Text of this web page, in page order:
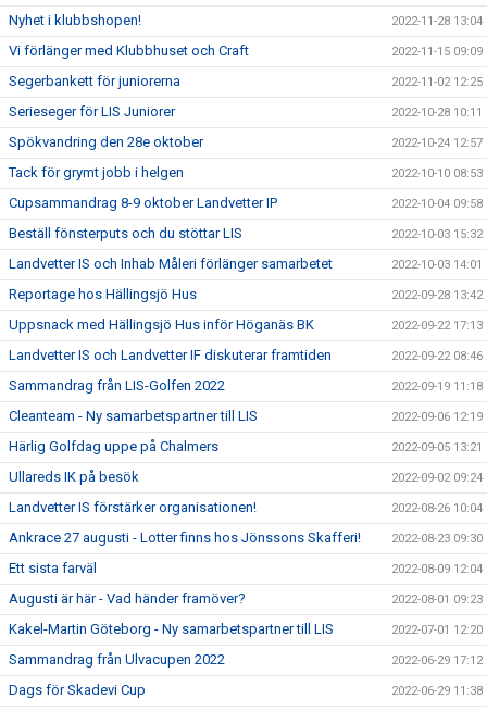
Nyhet i klubbshopen! 2022-11-28 13:04
Vi förlänger med Klubbhuset och Craft 2022-11-15 09:09
Segerbankett för juniorerna 2022-11-02 12:25
Serieseger för LIS Juniorer 2022-10-28 10:11
Spökvandring den 28e oktober 2022-10-24 12:57
Tack för grymt jobb i helgen 2022-10-10 08:53
Cupsammandrag 8-9 oktober Landvetter IP 2022-10-04 09:58
Beställ fönsterputs och du stöttar LIS 2022-10-03 15:32
Landvetter IS och Inhab Måleri förlänger samarbetet 2022-10-03 14:01
Reportage hos Hällingsjö Hus 2022-09-28 13:42
Uppsnack med Hällingsjö Hus inför Höganäs BK 2022-09-22 17:13
Landvetter IS och Landvetter IF diskuterar framtiden 2022-09-22 08:46
Sammandrag från LIS-Golfen 2022 2022-09-19 11:18
Cleanteam - Ny samarbetspartner till LIS 2022-09-06 12:19
Härlig Golfdag uppe på Chalmers 2022-09-05 13:21
Ullareds IK på besök 2022-09-02 09:24
Landvetter IS förstärker organisationen! 2022-08-26 10:04
Ankrace 27 augusti - Lotter finns hos Jönssons Skafferi! 2022-08-23 09:30
Ett sista farväl 2022-08-09 12:04
Augusti är här - Vad händer framöver? 2022-08-01 09:23
Kakel-Martin Göteborg - Ny samarbetspartner till LIS 2022-07-01 12:20
Sammandrag från Ulvacupen 2022 2022-06-29 17:12
Dags för Skadevi Cup 2022-06-29 11:38